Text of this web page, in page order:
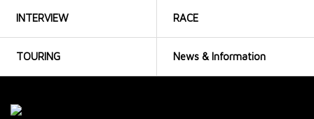
INTERVIEW RACE
TOURING News & Information